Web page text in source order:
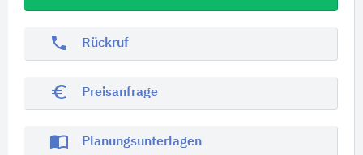
phone Rückruf
euro_symbol Preisanfrage
import_contacts Planungsunterlagen